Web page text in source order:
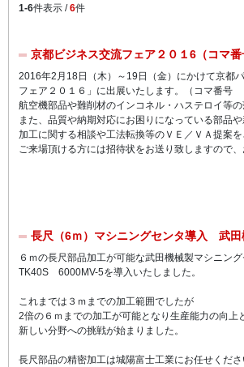
1-6件表示 /6件
京都ビジネス交流フェア２０１6（コマ
2016年2月18日（木）～19日（金）にかけて京都
フェア２０１６」に出展いたします。（コマ番号
航空機部品や難削材のインコネル・ハステロイ等
また、品質や納期対応にお困りになっている部品
加工に関する相談や工法転換等のＶＥ／ＶＡ提案を
ご来場頂ける方には招待状をお送り致しますので
長尺（6ｍ）マシニングセンタ導入 武
６ｍの長尺部品加工が可能な武田機械製マシニング
TK40S 6000MV-5を導入いたしました。
これまでは３ｍまでの加工範囲でしたが
2倍の６ｍまでの加工が可能となり生産能力の向上
新しい分野への挑戦が始まりました。
長尺部品の精密加工は城陽富士工業にお任せくださ